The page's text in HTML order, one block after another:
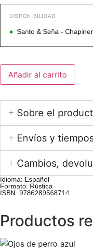
DISPONIBILIDAD
● Santo & Seña -
Añadir al carrito
Sobre el
Envíos y
Cambios,
Idioma: Español
Formato: Rústica
ISBN: 9786289568714
Productos